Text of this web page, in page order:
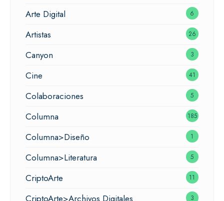
Arte Digital 6
Artistas 26
Canyon 3
Cine 41
Colaboraciones 5
Columna 185
Columna>Diseño 1
Columna>Literatura 5
CriptoArte 11
CriptoArte>Archivos Digitales 3